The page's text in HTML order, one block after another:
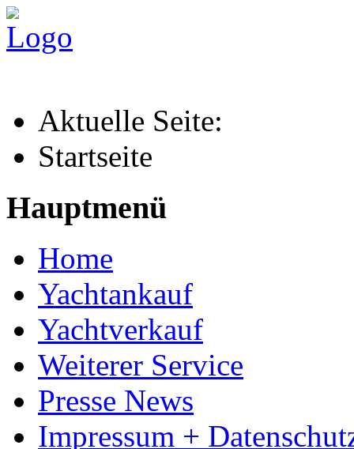
Aktuelle Seite:
Startseite
Hauptmenü
Home
Yachtankauf
Yachtverkauf
Weiterer Service
Presse News
Impressum +